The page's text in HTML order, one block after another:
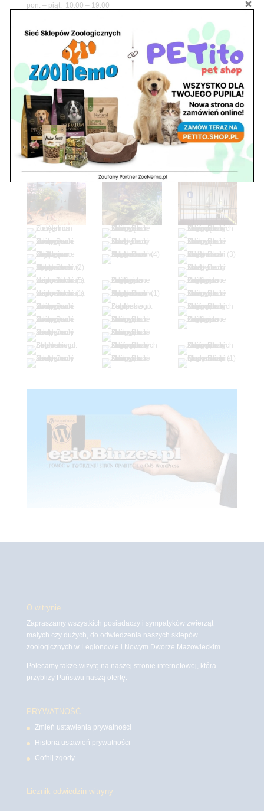
pon. – piąt. 10.00 – 19.00
niedz. zamknięte
05-100 Nowy Dwór Mazowiecki
ul. Leśna 2
tel. 503 900 215
Godziny pracy
pon. – piąt. 10.00 – 19.00
sob. 8.00 – 15.00
niedz. zamknięte
O witrynie
Zapraszamy wszystkich posiadaczy i sympatyków zwierząt
małych czy dużych, do odwiedzenia naszych sklepów
zoologicznych w Legionowie i Nowym Dworze Mazowieckim
Polecamy także wizytę na naszej stronie internetowej, która
przybliży Państwu naszą ofertę.
PRYWATNOŚĆ
Zmień ustawienia prywatności
Historia ustawień prywatności
Cofnij zgody
Licznik odwiedzin witryny